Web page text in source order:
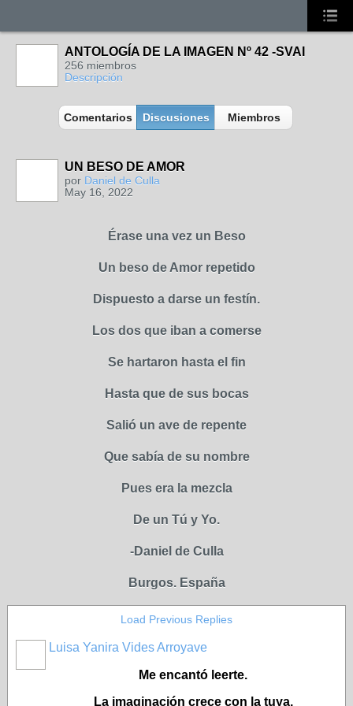
ANTOLOGÍA DE LA IMAGEN Nº 42 -SVAI
256 miembros
Descripción
Comentarios Discusiones Miembros
UN BESO DE AMOR
por Daniel de Culla
May 16, 2022
Érase una vez un Beso
Un beso de Amor repetido
Dispuesto a darse un festín.
Los dos que iban a comerse
Se hartaron hasta el fin
Hasta que de sus bocas
Salió un ave de repente
Que sabía de su nombre
Pues era la mezcla
De un Tú y Yo.
-Daniel de Culla
Burgos. España
Load Previous Replies
Luisa Yanira Vides Arroyave
Me encantó leerte.
La imaginación crece con la tuya.